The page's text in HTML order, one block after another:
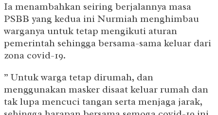
Ia menambahkan seiring berjalannya masa
PSBB yang kedua ini Nurmiah menghimbau
warganya untuk tetap mengikuti aturan
pemerintah sehingga bersama-sama keluar dari
zona covid-19.
” Untuk warga tetap dirumah, dan
menggunakan masker disaat keluar rumah dan
tak lupa mencuci tangan serta menjaga jarak,